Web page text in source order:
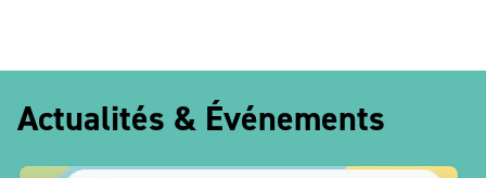
Actualités & Événements